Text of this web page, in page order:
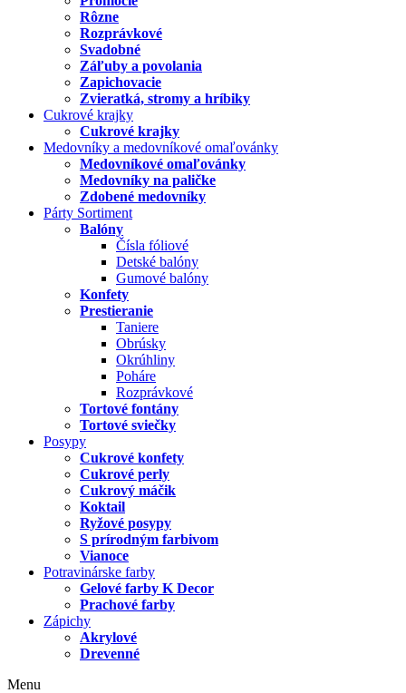
Rôzne
Rozprávkové
Svadobné
Záľuby a povolania
Zapichovacie
Zvieratká, stromy a hríbiky
Cukrové krajky
Cukrové krajky
Medovníky a medovníkové omaľovánky
Medovníkové omaľovánky
Medovníky na paličke
Zdobené medovníky
Párty Sortiment
Balóny
Čísla fóliové
Detské balóny
Gumové balóny
Konfety
Prestieranie
Taniere
Obrúsky
Okrúhliny
Poháre
Rozprávkové
Tortové fontány
Tortové sviečky
Posypy
Cukrové konfety
Cukrové perly
Cukrový máčik
Koktail
Ryžové posypy
S prírodným farbivom
Vianoce
Potravinárske farby
Gelové farby K Decor
Prachové farby
Zápichy
Akrylové
Drevenné
Menu